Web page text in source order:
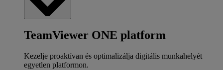
TeamViewer ONE platform
Kezelje proaktívan és optimalizálja digitális munkahelyét
egyetlen platformon.